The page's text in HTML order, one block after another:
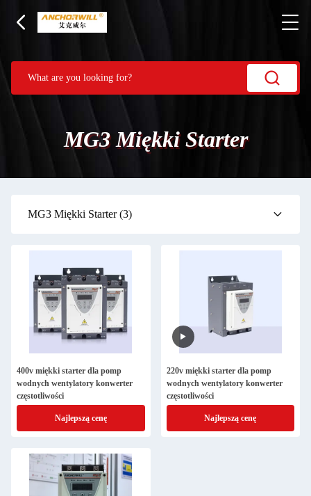
MG3 Miękki Starter
MG3 Miękki Starter(3)
400v miękki starter dla pomp
wodnych wentylatory konwerter
częstotliwości
Najlepszą cenę
220v miękki starter dla pomp
wodnych wentylatory konwerter
częstotliwości
Najlepszą cenę